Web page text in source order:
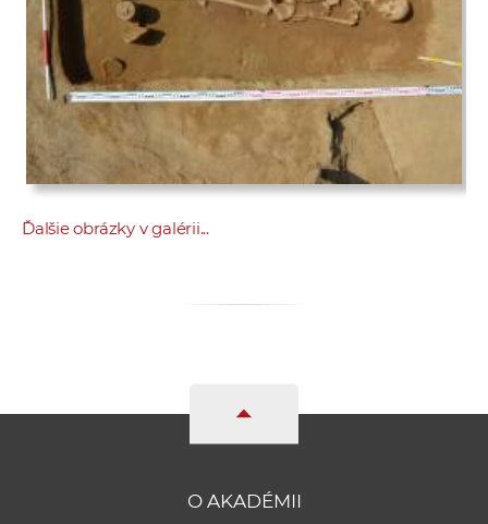
Ďalšie obrázky v galérii...
O AKADÉMII